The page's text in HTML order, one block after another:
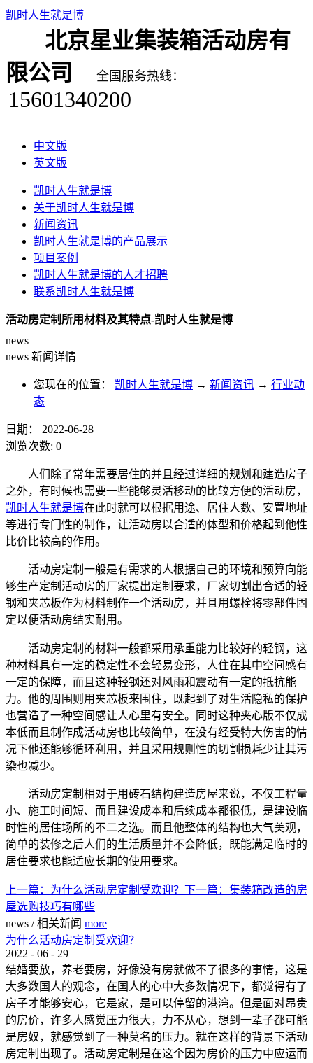
凯时人生就是博
北京星业集装箱活动房有
限公司
全国服务热线：
15601340200
中文版
英文版
凯时人生就是博
关于凯时人生就是博
新闻资讯
凯时人生就是博的产品展示
项目案例
凯时人生就是博的人才招聘
联系凯时人生就是博
活动房定制所用材料及其特点-凯时人生就是博
news
news 新闻详情
您现在的位置： 凯时人生就是博 → 新闻资讯 → 行业动
态
日期：
2022-06-28
浏览次数: 0
人们除了常年需要居住的并且经过详细的规划和建造房子
之外，有时候也需要一些能够灵活移动的比较方便的活动房，
凯时人生就是博在此时就可以根据用途、居住人数、安置地址
等进行专门性的制作，让活动房以合适的体型和价格起到他性
比价比较高的作用。
活动房定制一般是有需求的人根据自己的环境和预算向能
够生产定制活动房的厂家提出定制要求，厂家切割出合适的轻
钢和夹芯板作为材料制作一个活动房，并且用螺栓将零部件固
定以便活动房结实耐用。
活动房定制的材料一般都采用承重能力比较好的轻钢，这
种材料具有一定的稳定性不会轻易变形，人住在其中空间感有
一定的保障，而且这种轻钢还对风雨和震动有一定的抵抗能
力。他的周围则用夹芯板来围住，既起到了对生活隐私的保护
也营造了一种空间感让人心里有安全。同时这种夹心版不仅成
本低而且制作成活动房也比较简单，在没有经受特大伤害的情
况下他还能够循环利用，并且采用规则性的切割损耗少让其污
染也减少。
活动房定制相对于用砖石结构建造房屋来说，不仅工程量
小、施工时间短、而且建设成本和后续成本都很低，是建设临
时性的居住场所的不二之选。而且他整体的结构也大气美观，
简单的装修之后人们的生活质量并不会降低，既能满足临时的
居住要求也能适应长期的使用要求。
上一篇： 为什么活动房定制受欢迎？ 下一篇： 集装箱改造的房
屋选购技巧有哪些
news / 相关新闻 more
为什么活动房定制受欢迎？
2022 - 06 - 29
结婚要放，养老要房，好像没有房就做不了很多的事情，这是
大多数国人的观念，在国人的心中大多数情况下，都觉得有了
房子才能够安心，它是家，是可以停留的港湾。但是面对昂贵
的房价，许多人感觉压力很大，力不从心，想到一辈子都可能
是房奴，就感觉到了一种莫名的压力。就在这样的背景下活动
房定制出现了。活动房定制是在这个因为房价的压力中应运而